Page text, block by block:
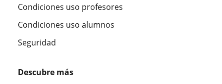
Condiciones uso profesores
Condiciones uso alumnos
Seguridad
Descubre más